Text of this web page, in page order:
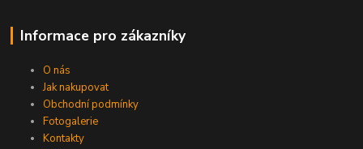
Informace pro zákazníky
O nás
Jak nakupovat
Obchodní podmínky
Fotogalerie
Kontakty